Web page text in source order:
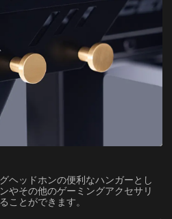
ヘッドホンの便利なハンガーとし
やその他のゲーミングアクセサリ
ことができます。